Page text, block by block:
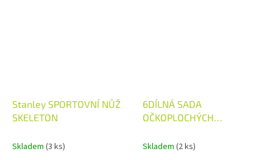
Stanley SPORTOVNÍ NŮŽ
SKELETON
Skladem (3 ks)
6DÍLNÁ SADA
OČKOPLOCHÝCH
Skladem (2 ks)